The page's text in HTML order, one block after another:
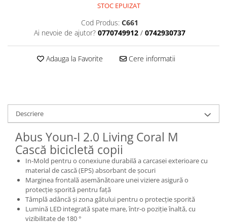
STOC EPUIZAT
Cod Produs: C661
Ai nevoie de ajutor? 0770749912 / 0742930737
Adauga la Favorite Cere informatii
Descriere
Abus Youn-I 2.0 Living Coral M
Cască bicicletă copii
In-Mold pentru o conexiune durabilă a carcasei exterioare cu
material de cască (EPS) absorbant de șocuri
Marginea frontală asemănătoare unei viziere asigură o
protecție sporită pentru față
Tâmplă adâncă și zona gâtului pentru o protecție sporită
Lumină LED integrată spate mare, într-o poziție înaltă, cu
vizibilitate de 180 °